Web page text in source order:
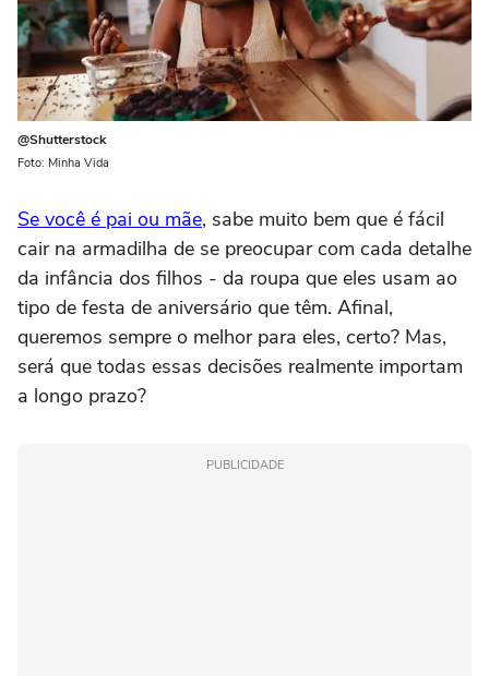
@Shutterstock
Foto: Minha Vida
Se você é pai ou mãe, sabe muito bem que é fácil
cair na armadilha de se preocupar com cada detalhe
da infância dos filhos - da roupa que eles usam ao
tipo de festa de aniversário que têm. Afinal,
queremos sempre o melhor para eles, certo? Mas,
será que todas essas decisões realmente importam
a longo prazo?
PUBLICIDADE